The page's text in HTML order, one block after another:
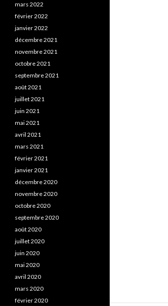
mars 2022
février 2022
janvier 2022
décembre 2021
novembre 2021
octobre 2021
septembre 2021
août 2021
juillet 2021
juin 2021
mai 2021
avril 2021
mars 2021
février 2021
janvier 2021
décembre 2020
novembre 2020
octobre 2020
septembre 2020
août 2020
juillet 2020
juin 2020
mai 2020
avril 2020
mars 2020
février 2020